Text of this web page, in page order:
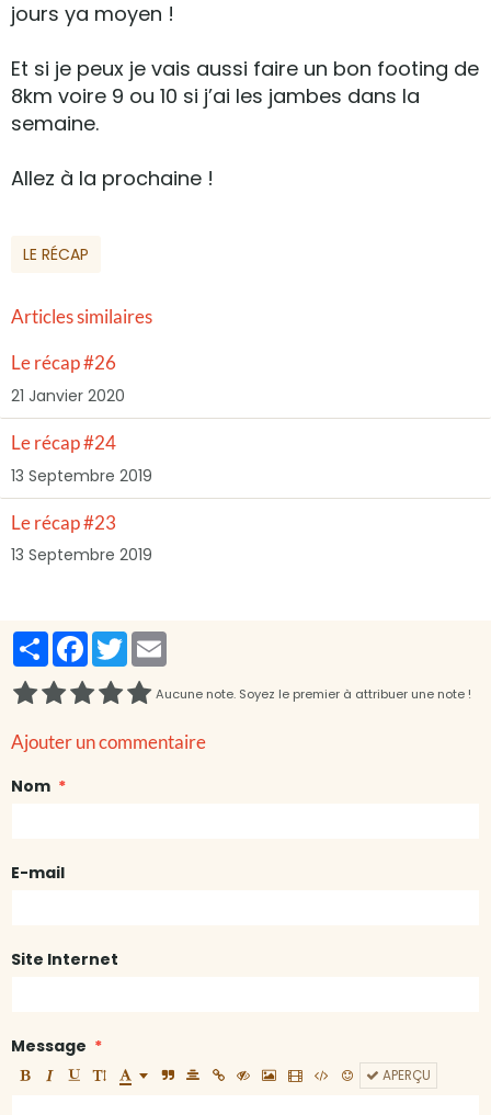
jours ya moyen !
Et si je peux je vais aussi faire un bon footing de
8km voire 9 ou 10 si j’ai les jambes dans la
semaine.
Allez à la prochaine !
LE RÉCAP
Articles similaires
Le récap #26
21 Janvier 2020
Le récap #24
13 Septembre 2019
Le récap #23
13 Septembre 2019
PartagerFacebook
Twitter
Aucune note. Soyez le premier à attribuer une note !
Ajouter un commentaire
Nom
E-mail
Site Internet
Message
APERÇU